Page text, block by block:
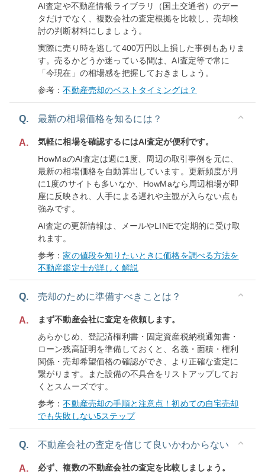
AI査定や不動産情報ライブラリ（国土交通省）のデー
タだけでなく、複数会社の査定根拠を比較し、売却検
討の判断材料にしましょう。
実際に売り時を逃して400万円以上損した事例もありま
す。売るかどうか迷っている間は、AI査定等で常に
「今現在」の相場感を把握しておきましょう。
参考：不動産売却のベストタイミングは？
Q. 最新の相場価格を知るには？
A.
気軽に相場を確認するにはAI査定が便利です。
HowMaのAI査定は週に1度、周辺の取引事例を元に、
最新の相場価格を自動算出しています。更新頻度が月
に1度のサイトも多いなか、HowMaなら周辺相場が即
座に反映され、人手による遅れや主観が入らない点も
強みです。
AI査定の更新情報は、メールやLINEで定期的に受け取
れます。
参考：家の値段を知りたいときに価格を調べる方法を
不動産鑑定士が詳しく解説
Q. 売却のために準備すべきことは？
A.
まず不動産会社に査定を依頼します。
あらかじめ、登記済権利書・固定資産税納税通知書・
ローン残高証明を準備しておくと、名義・面積・権利
関係・売却希望価格の確認ができ、より正確な査定に
繋がります。また設備の不具合をリストアップしてお
くとスムーズです。
参考：不動産売却の手順と注意点！初めての自宅売却
でも失敗しない5ステップ
Q. 不動産会社の査定を信じて良いかわからない
A.
必ず、複数の不動産会社の査定を比較しましょう。